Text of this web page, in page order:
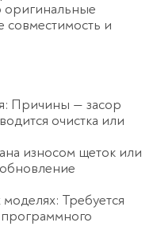
оригинальные
и
Причины — засор
очистка или
износом щеток или
Требуется